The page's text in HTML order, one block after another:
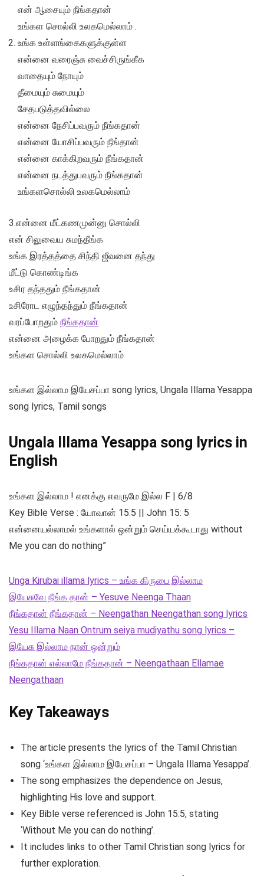
என் ஆசையும் நீங்கதான்
உங்கள சொல்லி உலகமெல்லாம் .
உங்க உள்ளங்கைகளுக்குள்ள
என்னை வரைஞ்சு வைச்சிருங்கீக
வாதையும் நோயும்
தீமையும் சுமையும்
சேதபடுத்தவில்லை
என்னை நேசிப்பவரும் நீங்கதான்
என்னை யோசிப்பவரும் நீங்தான்
என்னை காக்கிறவரும் நீங்கதான்
என்னை நடத்துபவரும் நீங்கதான்
உங்களசொல்லி உலகமெல்லாம்
3.என்னை மீட்கணமுன்னு சொல்லி
என் சிலுவைய சுமந்தீங்க
உங்க இரத்தத்தை சிந்தி ஜீவனை தந்து
மீட்டு கொண்டிங்க
உசிர தந்ததும் நீங்கதான்
உசிரோட எழுந்தந்தும் நீங்கதான்
வரப்போறதும் நீங்கதான்
என்னை அழைக்க போறதும் நீங்கதான்
உங்கள சொல்லி உலகமெல்லாம்
உங்கள இல்லாம இயேசப்பா song lyrics, Ungala Illama Yesappa
song lyrics, Tamil songs
Ungala Illama Yesappa song lyrics in
English
உங்கள இல்லாம ! எனக்கு எவருமே இல்ல F | 6/8
Key Bible Verse : யோவான் 15:5 || John 15: 5
என்னையல்லாமல் உங்களால் ஒன்றும் செய்யக்கூடாது without
Me you can do nothing”
Unga Kirubai illama lyrics – உங்க கிருபை இல்லாம
இயேசுவே நீங்க தான் – Yesuve Neenga Thaan
நீங்கதான் நீங்கதான் – Neengathan Neengathan song lyrics
Yesu Illama Naan Ontrum seiya mudiyathu song lyrics –
இயேசு இல்லாம நான் ஒன்றும்
நீங்கதான் எல்லாமே நீங்கதான் – Neengathaan Ellamae
Neengathaan
Key Takeaways
The article presents the lyrics of the Tamil Christian
song ‘உங்கள இல்லாம இயேசப்பா – Ungala Illama Yesappa’.
The song emphasizes the dependence on Jesus,
highlighting His love and support.
Key Bible verse referenced is John 15:5, stating
‘Without Me you can do nothing’.
It includes links to other Tamil Christian song lyrics for
further exploration.